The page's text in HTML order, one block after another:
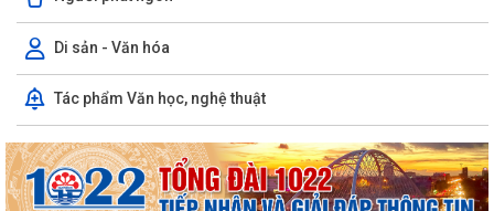
Di sản - Văn hóa
Tác phẩm Văn học, nghệ thuật
INFOGRAPHIC TUYÊN TRUYỀN TỘI PHẠM MUA BÁN NGƯỜI HIỂU ĐÚNG
ĐỂ PHÒNG TRÁNH
phát triển trong bối cảnh mới
Văn bản hợp nhất số 72/2026/VBHN-NĐ-BNNMT ngày 20 tháng 7
năm 2026 về Nghị định xử phạt vi phạm...